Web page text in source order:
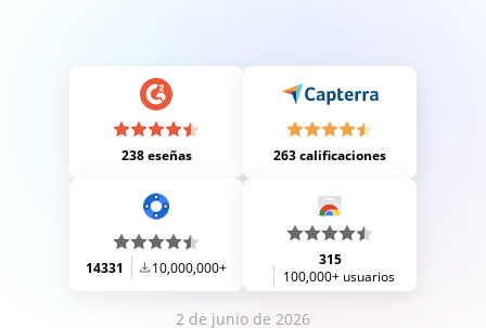
238 eseñas 263 calificaciones
14331 10,000,000+
315
100,000+ usuarios
2 de junio de 2026